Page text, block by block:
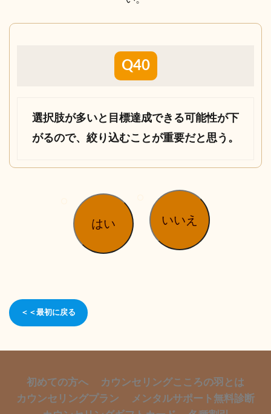
Q40
選択肢が多いと目標達成できる可能性が下
がるので、絞り込むことが重要だと思う。
はい いいえ
＜＜最初に戻る
初めての方へ
カウンセリングこころの羽とは
カウンセリングプラン
メンタルサポート無料診断